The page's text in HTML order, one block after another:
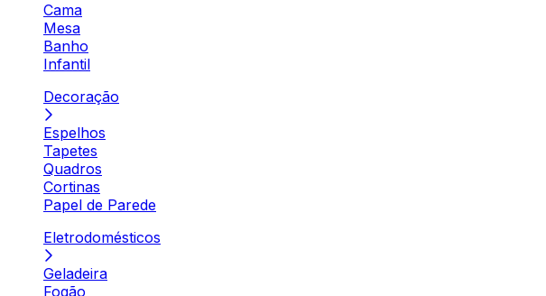
Cama
Mesa
Banho
Infantil
Decoração
Espelhos
Tapetes
Quadros
Cortinas
Papel de Parede
Eletrodomésticos
Geladeira
Fogão